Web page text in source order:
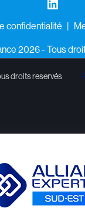
confidentialité
2026 - Tous
droits reservés